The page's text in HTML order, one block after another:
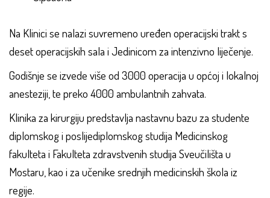
Na Klinici se nalazi suvremeno uređen operacijski trakt s
deset operacijskih sala i Jedinicom za intenzivno liječenje.
Godišnje se izvede više od 3000 operacija u općoj i lokalnoj
anesteziji, te preko 4000 ambulantnih zahvata.
Klinika za kirurgiju predstavlja nastavnu bazu za studente
diplomskog i poslijediplomskog studija Medicinskog
fakulteta i Fakulteta zdravstvenih studija Sveučilišta u
Mostaru, kao i za učenike srednjih medicinskih škola iz
regije.